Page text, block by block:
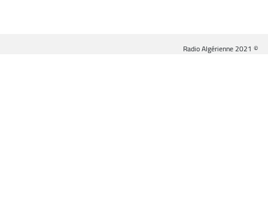
© Radio Algérienne 2021